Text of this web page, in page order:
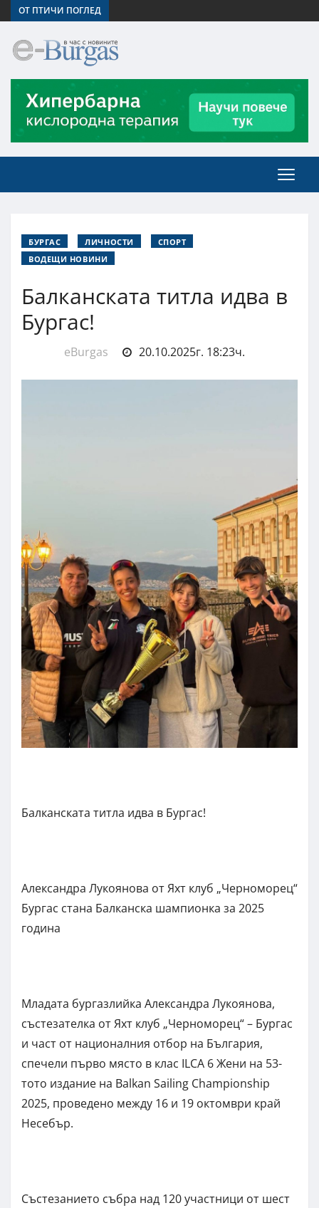
ОТ ПТИЧИ ПОГЛЕД
БУРГАС ЛИЧНОСТИ
СПОРТ
ВОДЕЩИ НОВИНИ
Балканската титла идва в
Бургас!
eBurgas 20.10.2025г. 18:23ч.
Балканската титла идва в Бургас!
Александра Лукoянова от Яхт клуб „Черноморец“
Бургас стана Балканска шампионка за 2025
година
Младата бургазлийка Александра Лукoянова,
състезателка от Яхт клуб „Черноморец“ – Бургас
и част от националния отбор на България,
спечели първо място в клас ILCA 6 Жени на 53-
тото издание на Balkan Sailing Championship
2025, проведено между 16 и 19 октомври край
Несебър.
Състезанието събра над 120 участници от шест